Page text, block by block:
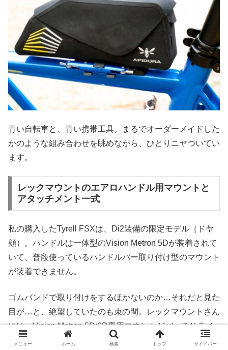
青い自転車と、青い携帯工具。まるでオーダーメイドした
かのような組み合わせを眺めながら、ひとりニヤついてい
ます。
レックマウントのエアロハンドル用マウントと
アタッチメント一式
私の購入したTyrell FSXは、Di2装備の限定モデル（ドヤ
顔）。ハンドルは一体型のVision Metron 5Dが装着されて
いて、普段使っているハンドルバー取り付け型のマウント
が装着できません。
ゴムバンドで取り付けをするほかないのか…それだと見た
目が…と、絶望していたのも束の間。レックマウントさん
には、Vision Metron 5D/6D専用マウントがバッチリライ
ンナップされていました。
メニュー ホーム 検索 トップ サイドバー